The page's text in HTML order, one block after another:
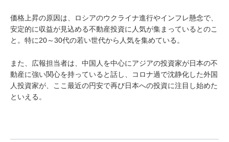
価格上昇の原因は、ロシアのウクライナ進行やインフレ懸念で、
安定的に収益が見込める不動産投資に人気が集まっているとのこ
と。特に20～30代の若い世代から人気を集めている。
また、広報担当者は、中国人を中心にアジアの投資家が日本の不
動産に強い関心を持っていると話し、コロナ過で沈静化した外国
人投資家が、ここ最近の円安で再び日本への投資に注目し始めた
といえる。